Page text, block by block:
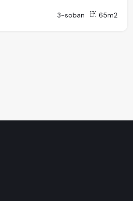
3-soban 65m2